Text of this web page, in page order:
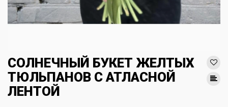
СОЛНЕЧНЫЙ БУКЕТ ЖЕЛТЫХ
ТЮЛЬПАНОВ С АТЛАСНОЙ
ЛЕНТОЙ